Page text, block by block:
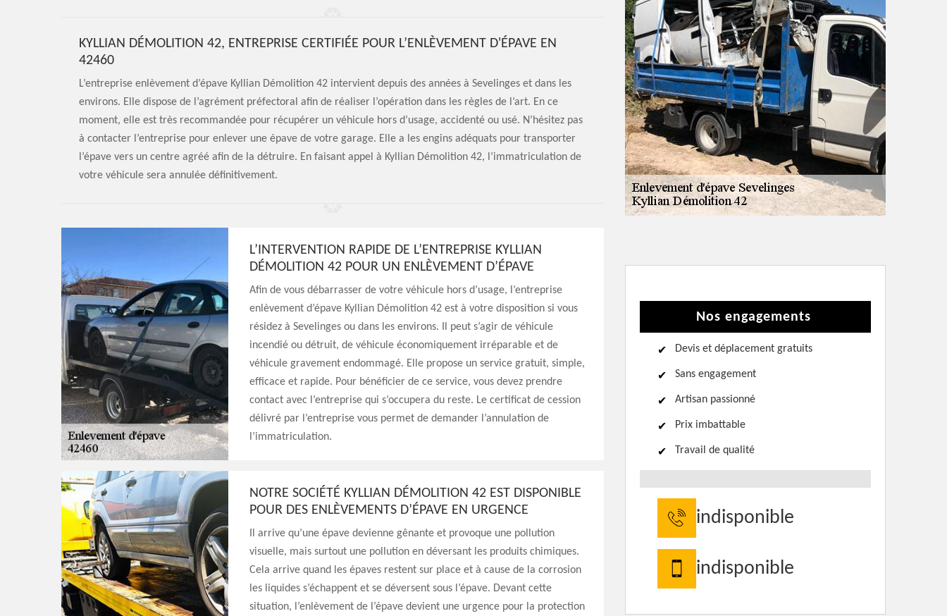
KYLLIAN DÉMOLITION 42, ENTREPRISE CERTIFIÉE POUR L’ENLÈVEMENT D'ÉPAVE EN
42460
L’entreprise enlèvement d’épave Kyllian Démolition 42 intervient depuis des années à Sevelinges et dans les
environs. Elle dispose de l’agrément préfectoral afin de réaliser l’opération dans les règles de l’art. En ce
moment, elle est très recommandée pour récupérer un véhicule hors d’usage, accidenté ou usé. N’hésitez pas
à contacter l’entreprise pour enlever une épave de votre garage. Elle a les engins adéquats pour transporter
l’épave vers un centre agréé afin de la détruire. En faisant appel à Kyllian Démolition 42, l’immatriculation de
votre véhicule sera annulée définitivement.
L’INTERVENTION RAPIDE DE L’ENTREPRISE KYLLIAN
DÉMOLITION 42 POUR UN ENLÈVEMENT D’ÉPAVE
Afin de vous débarrasser de votre véhicule hors d’usage, l’entreprise
enlèvement d’épave Kyllian Démolition 42 est à votre disposition si vous
résidez à Sevelinges ou dans les environs. Il peut s’agir de véhicule
incendié ou détruit, de véhicule économiquement irréparable et de
véhicule gravement endommagé. Elle propose un service gratuit, simple,
efficace et rapide. Pour bénéficier de ce service, vous devez prendre
contact avec l’entreprise qui s’occupera du reste. Le certificat de cession
délivré par l’entreprise vous permet de demander l’annulation de
l’immatriculation.
NOTRE SOCIÉTÉ KYLLIAN DÉMOLITION 42 EST DISPONIBLE
POUR DES ENLÈVEMENTS D’ÉPAVE EN URGENCE
Il arrive qu’une épave devienne gênante et provoque une pollution
visuelle, mais surtout une pollution en déversant les produits chimiques.
Cela arrive quand les épaves restent sur place et à cause de la corrosion
les liquides s’échappent et se déversent sous l’épave. Devant cette
situation, l’enlèvement de l’épave devient une urgence pour la protection
Nos engagements
Devis et déplacement gratuits
Sans engagement
Artisan passionné
Prix imbattable
Travail de qualité
indisponible
indisponible